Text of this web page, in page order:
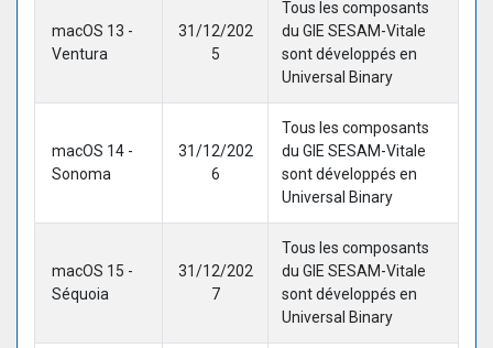
macOS 13 -
Ventura
31/12/202
5
Tous les composants
du GIE SESAM-Vitale
sont développés en
Universal Binary
macOS 14 -
Sonoma
31/12/202
6
Tous les composants
du GIE SESAM-Vitale
sont développés en
Universal Binary
macOS 15 -
Séquoia
31/12/202
7
Tous les composants
du GIE SESAM-Vitale
sont développés en
Universal Binary